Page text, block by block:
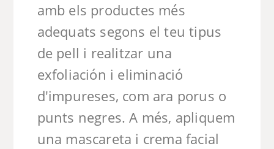
amb els productes més
adequats segons el teu tipus
de pell i realitzar una
exfoliación i eliminació
d'impureses, com ara porus o
punts negres. A més, apliquem
una mascareta i crema facial